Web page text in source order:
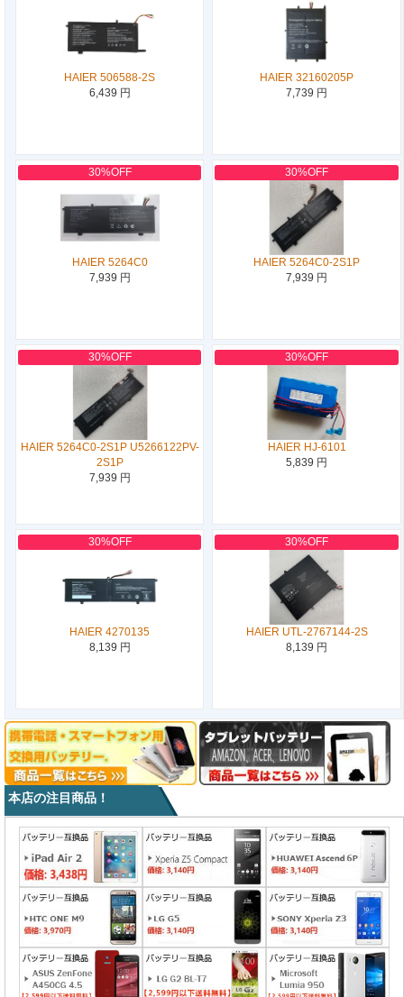
HAIER 506588-2S
6,439 円
HAIER 32160205P
7,739 円
30%OFF
HAIER 5264C0
7,939 円
30%OFF
HAIER 5264C0-2S1P
7,939 円
30%OFF
HAIER 5264C0-2S1P U5266122PV-
2S1P
7,939 円
30%OFF
HAIER HJ-6101
5,839 円
30%OFF
HAIER 4270135
8,139 円
30%OFF
HAIER UTL-2767144-2S
8,139 円
本店の注目商品！